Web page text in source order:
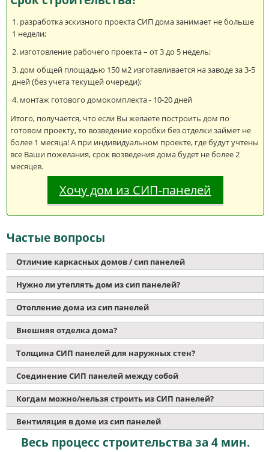
разработка эскизного проекта СИП дома занимает не больше
1 недели;
изготовление рабочего проекта – от 3 до 5 недель;
дом общей площадью 150 м2 изготавливается на заводе за 3-5
дней (без учета текущей очереди);
монтаж готового домокомплекта - 10-20 дней
Итого, получается, что если Вы желаете построить дом по
готовом проекту, то возведение коробки без отделки займет не
более 1 месяца! А при индивидуальном проекте, где будут учтены
все Ваши пожелания, срок возведения дома будет не более 2
месяцев.
Хочу дом из СИП-панелей
Частые вопросы
Отличие каркасных домов / сип панелей
Нужно ли утеплять дом из сип панелей?
Отопление дома из сип панелей
Внешняя отделка дома?
Толщина СИП панелей для наружных стен?
Соединение СИП панелей между собой
Когдам можно/нельзя строить из СИП панелей?
Вентиляция в доме из сип панелей
Весь процесс строительства за 4 мин.